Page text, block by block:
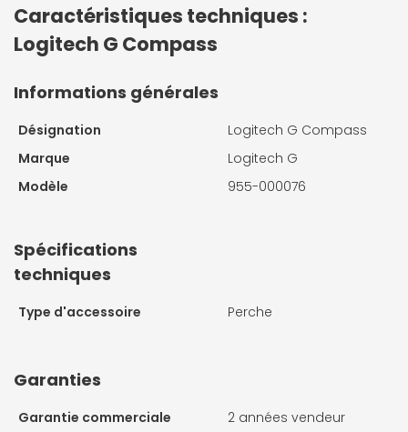
Caractéristiques techniques :
Logitech G Compass
Informations générales
Désignation
Logitech G Compass
Marque
Logitech G
Modèle
955-000076
Spécifications
techniques
Type d'accessoire Perche
Garanties
Garantie commerciale
2 années vendeur